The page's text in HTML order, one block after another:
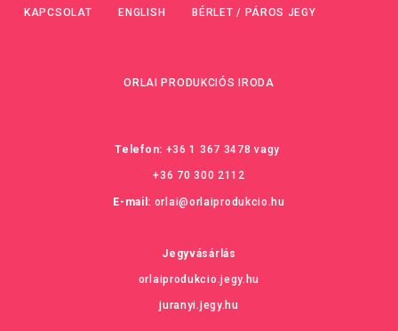
KAPCSOLAT ENGLISH BÉRLET / PÁROS JEGY
ORLAI PRODUKCIÓS IRODA
Telefon: +36 1 367 3478 vagy
+36 70 300 2112
E-mail: orlai@orlaiprodukcio.hu
Jegyvásárlás
orlaiprodukcio.jegy.hu
juranyi.jegy.hu